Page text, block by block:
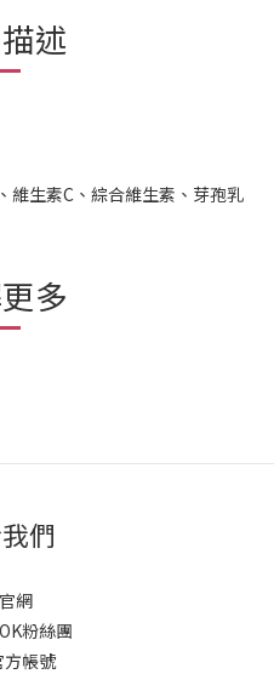
述
維生素C、綜合維生素、芽孢乳
多
們
網
粉絲團
方帳號